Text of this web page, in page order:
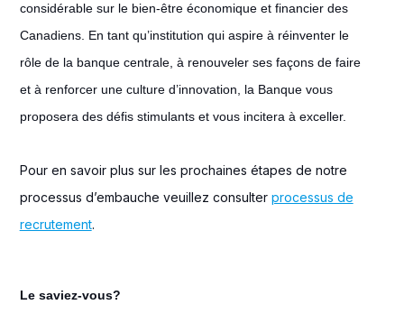
considérable sur le bien-être économique et financier des
Canadiens. En tant qu’institution qui aspire à réinventer le
rôle de la banque centrale, à renouveler ses façons de faire
et à renforcer une culture d’innovation, la Banque vous
proposera des défis stimulants et vous incitera à exceller.
Pour en savoir plus sur les prochaines étapes de notre
processus d’embauche veuillez consulter processus de
recrutement.
Le saviez-vous?